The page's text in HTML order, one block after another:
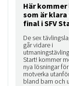
Här kommer
som är
final i SFV
De sex
går vidare i
Start! kommer
nya lösningar
motverka
bland barn och